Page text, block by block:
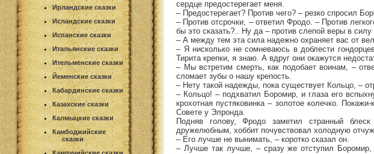
Ирландские сказки
Исландские сказки
Испанские сказки
Итальянские сказки
Ительменские сказки
Йеменские сказки
Кабардинские сказки
Казахские сказки
Калмыцкие сказки
Камбоджийские
сказки
сердце предостерегает меня.
– Предостерегает? Против чего? – резко спросил
– Против отсрочки, – ответил Фродо. – Против
бы это сказать?.. Ну да – против слепой веры в
– А между тем эта сила надежно охраняет вас от
– Я нисколько не сомневаюсь в доблести
Тирита крепки, я знаю. А вдруг они окажутся
– Мы встретим смерть, как подобает воинам, –
сломает зубы о нашу крепость.
– Нету такой надежды, пока существует Кольцо, –
– Кольцо! – подхватил Боромир, и глаза его
крохотная пустяковинка – золотое колечко.
Совете у Элронда.
Подняв голову, Фродо заметил странный
дружелюбным, хоббит почувствовал холодную
– Его лучше не вынимать, – коротко сказал он.
– Лучше так лучше, – сразу же отступил